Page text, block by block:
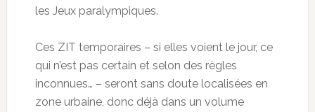
les Jeux paralympiques.
Ces ZIT temporaires – si elles voient le jour, ce
qui n’est pas certain et selon des règles
inconnues… – seront sans doute localisées en
zone urbaine, donc déjà dans un volume